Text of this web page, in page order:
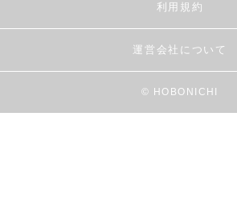
利用規約
運営会社について
© HOBONICHI